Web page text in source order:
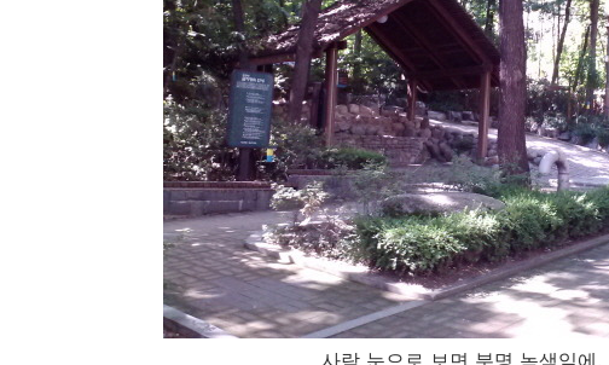
사람 눈으로 보면 분명 녹색잎에,